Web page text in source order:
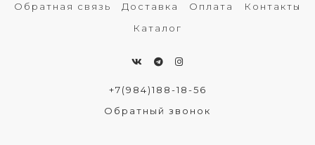
Обратная связь
Доставка Оплата
Контакты
Каталог
+7(984)188-18-56
Обратный звонок